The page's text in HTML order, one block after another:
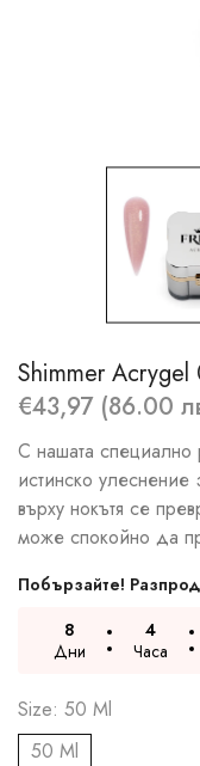
Shimmer Acrygel
€43,97 (86.00
С нашата специално
истинско
върху нокътя се
може спокойно да
Побързайте!
8
Дни
4
Часа
Size: 50 Ml
50 Ml